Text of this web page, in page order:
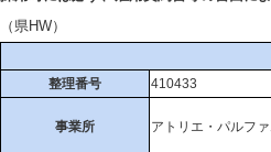
（県HW）
整理番号
410433
事業所 アトリエ・パルフ